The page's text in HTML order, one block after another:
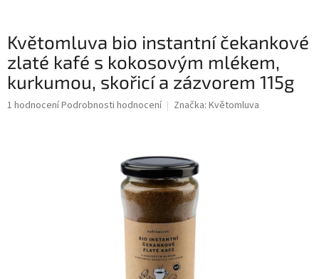
Květomluva bio instantní čekankové
zlaté kafé s kokosovým mlékem,
kurkumou, skořicí a zázvorem 115g
Průměrné
1 hodnoceníPodrobnosti hodnocení Značka: Květomluva